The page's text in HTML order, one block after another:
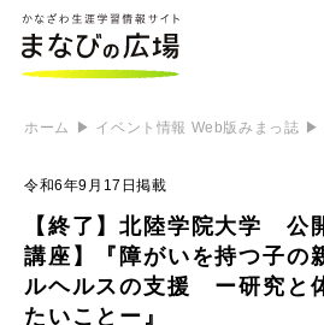
ホーム イベント情報 Web版みまっ誌
令和6年9月17日掲載
【終了】北陸学院大学 公
講座】『障がいを持つ子の
ルヘルスの支援 ー研究と
たいことー』